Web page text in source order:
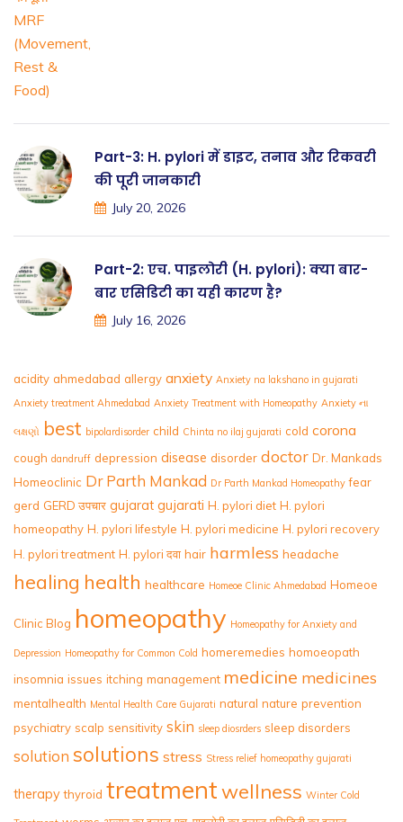
Part-3: H. pylori में डाइट, तनाव और रिकवरी
की पूरी जानकारी
July 20, 2026
Part-2: एच. पाइलोरी (H. pylori): क्या बार-
बार एसिडिटी का यही कारण है?
July 16, 2026
acidity ahmedabad allergy anxiety Anxiety na lakshano in gujarati
Anxiety treatment Ahmedabad Anxiety Treatment with Homeopathy Anxiety ના
લક્ષણો best bipolardisorder child Chinta no ilaj gujarati cold corona
cough dandruff depression disease disorder doctor Dr. Mankads
Homeoclinic Dr Parth Mankad Dr Parth Mankad Homeopathy fear
gerd GERD उपचार gujarat gujarati H. pylori diet H. pylori
homeopathy H. pylori lifestyle H. pylori medicine H. pylori recovery
H. pylori treatment H. pylori दवा hair harmless headache
healing health healthcare Homeoe Clinic Ahmedabad Homeoe
Clinic Blog homeopathy Homeopathy for Anxiety and
Depression Homeopathy for Common Cold homeremedies homoeopath
insomnia issues itching management medicine medicines
mentalhealth Mental Health Care Gujarati natural nature prevention
psychiatry scalp sensitivity skin sleep diosrders sleep disorders
solution solutions stress Stress relief homeopathy gujarati
therapy thyroid treatmentwellness Winter Cold